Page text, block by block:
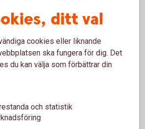
och privatekonomi.
aktiellt.se)
ditt val
cookies eller liknande
ska fungera för dig. Det
du kan välja som förbättrar din
och statistik